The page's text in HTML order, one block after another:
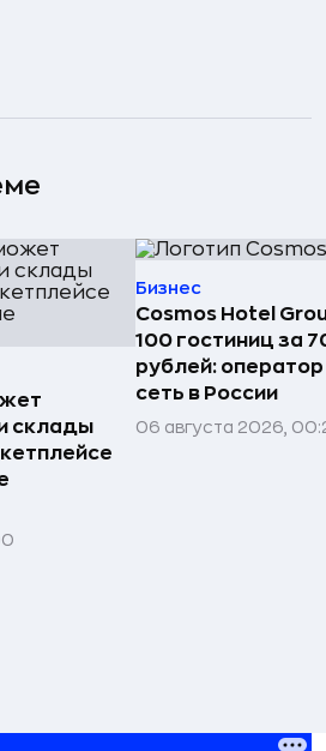
склады
Бизнес
Cosmos Hotel
100 гостиниц за
рублей:
сеть в России
06 августа 2026,